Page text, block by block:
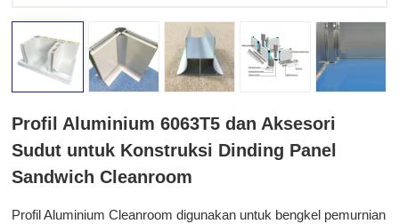
Profil Aluminium 6063T5 dan Aksesori
Sudut untuk Konstruksi Dinding Panel
Sandwich Cleanroom
Profil Aluminium Cleanroom digunakan untuk bengkel pemurnian